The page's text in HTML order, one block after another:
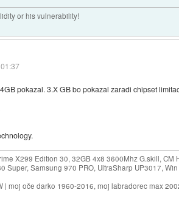
or his vulnerability!
pokazal. 3.X GB bo pokazal zaradi chipset
X299 Edition 30, 32GB 4x8 3600Mhz G.skill, CM
Super, Samsung 970 PRO, UltraSharp UP3017, Win
| moj oče darko 1960-2016, moj labradorec max